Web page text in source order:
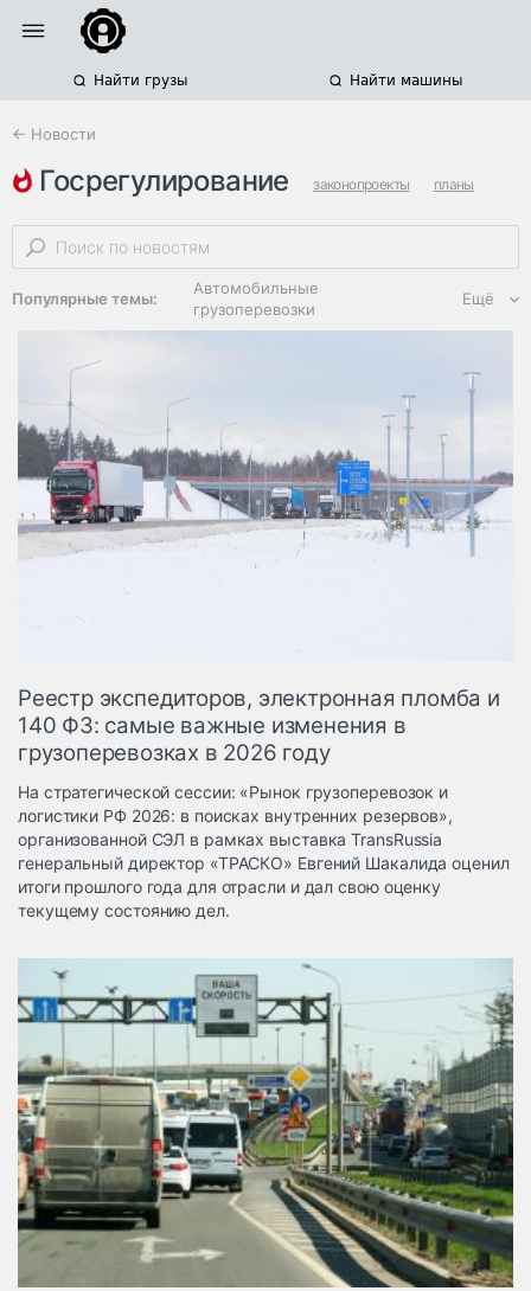
Найти грузы Найти машины
← Новости
госрегулирование законопроекты планы
казахстан
Популярные темы:
Автомобильные
грузоперевозки
логистике
Дороги,
инфраструктура
Логистика, грузы
Таможня и ВЭД
Склады и
терминалы
Коммерческий
транспорт
Спецтехника
запчасти, шины
Топливо, масла и
автохимия
Ещё
Реестр экспедиторов, электронная пломба и
140 ФЗ: самые важные изменения в
грузоперевозках в 2026 году
На стратегической сессии: «Рынок грузоперевозок и
логистики РФ 2026: в поисках внутренних резервов»,
организованной СЭЛ в рамках выставка TransRussia
генеральный директор «ТРАСКО» Евгений Шакалида оценил
итоги прошлого года для отрасли и дал свою оценку
текущему состоянию дел.